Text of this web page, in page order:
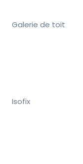
Galerie de toit
Isofix